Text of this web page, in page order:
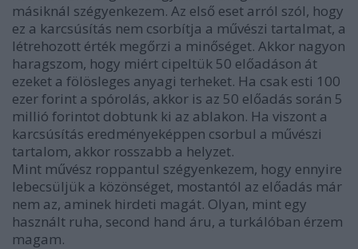
másiknál szégyenkezem. Az első eset arról szól, hogy
ez a karcsúsítás nem csorbítja a művészi tartalmat, a
létrehozott érték megőrzi a minőséget. Akkor nagyon
haragszom, hogy miért cipeltük 50 előadáson át
ezeket a fölösleges anyagi terheket. Ha csak esti 100
ezer forint a spórolás, akkor is az 50 előadás során 5
millió forintot dobtunk ki az ablakon. Ha viszont a
karcsúsítás eredményeképpen csorbul a művészi
tartalom, akkor rosszabb a helyzet.
Mint művész roppantul szégyenkezem, hogy ennyire
lebecsüljük a közönséget, mostantól az előadás már
nem az, aminek hirdeti magát. Olyan, mint egy
használt ruha, second hand áru, a turkálóban érzem
magam.